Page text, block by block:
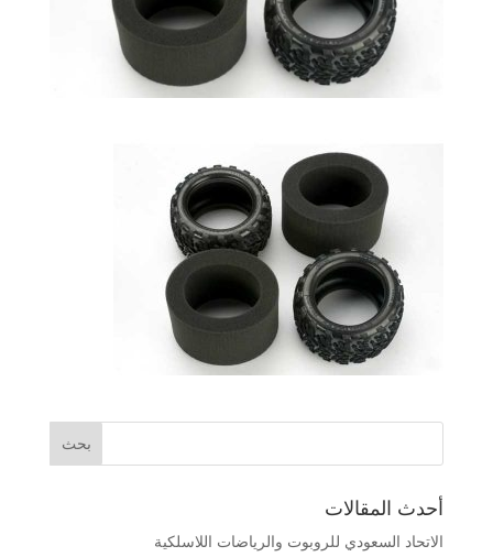
أحدث المقالات
الاتحاد السعودي للروبوت والرياضات اللاسلكية